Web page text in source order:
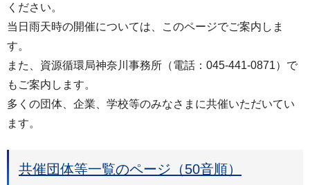
ください。
当日雨天時の開催については、このページでご案内しま
す。
また、資源循環局神奈川事務所（電話：045-441-0871）で
もご案内します。
多くの団体、企業、学校等のみなさまに共催いただいてい
ます。
共催団体等一覧のページ（50音順）